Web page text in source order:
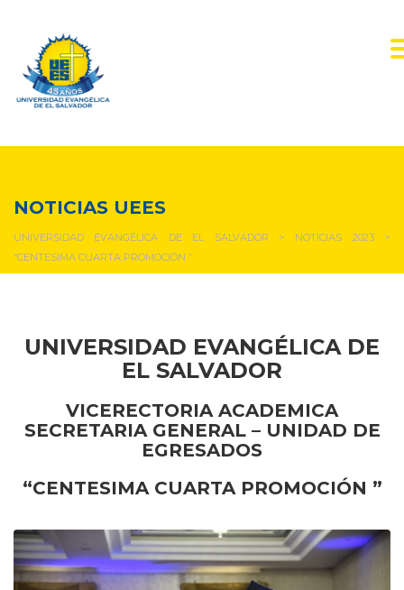
NOTICIAS UEES
UNIVERSIDAD EVANGÉLICA DE EL SALVADOR > NOTICIAS 2023>
“CENTESIMA CUARTA PROMOCIÓN ”
UNIVERSIDAD EVANGÉLICA DE
EL SALVADOR
VICERECTORIA ACADEMICA
SECRETARIA GENERAL – UNIDAD DE
EGRESADOS
“CENTESIMA CUARTA PROMOCIÓN ”